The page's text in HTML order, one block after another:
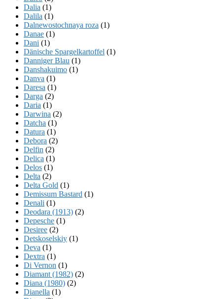
Dalia (1)
Dalila (1)
Dalnewostochnaya roza (1)
Danae (1)
Dani (1)
Dänische Spargelkartoffel (1)
Danniger Blau (1)
Danshakuimo (1)
Danva (1)
Daresa (1)
Darga (2)
Daria (1)
Darwina (2)
Datcha (1)
Datura (1)
Debora (2)
Delfin (2)
Delica (1)
Delos (1)
Delta (2)
Delta Gold (1)
Demissum Bastard (1)
Denali (1)
Deodara (1913) (2)
Depesche (1)
Desiree (2)
Detskoselskiy (1)
Deva (1)
Dextra (1)
Di Vernon (1)
Diamant (1982) (2)
Diana (1980) (2)
Dianella (1)